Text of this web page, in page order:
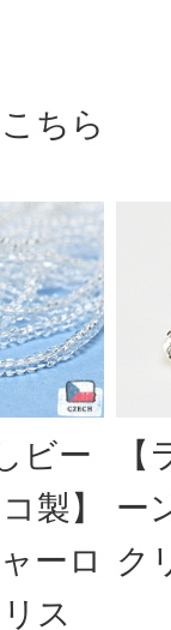
ちら
ビー
製】
ーロ
ス
ー
ク